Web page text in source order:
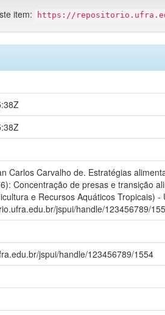
item: https://
Carlos Carvalho de. Estratégias
Concentração de presas e transição
e Recursos Aquáticos Tropicais)
jspui/handle/123456789/
jspui/handle/123456789/1554